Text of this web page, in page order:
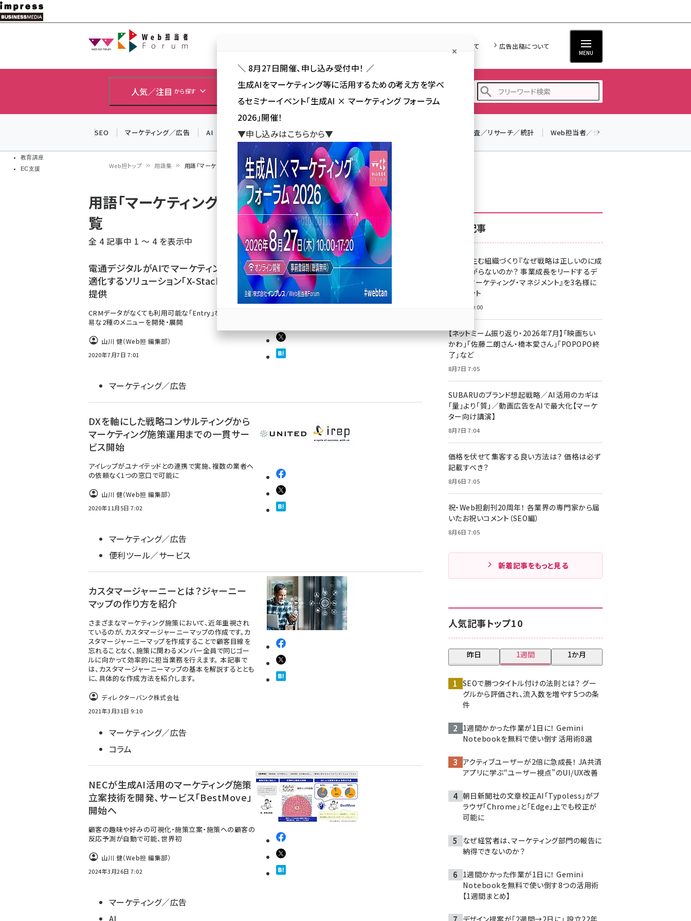
メ
イ
教育講座
EC支援
Web担当者Forum
Web担について 広告出稿について
MENU
人気／注目 から探す カテゴリ／種別 から探す セミナー／イベント から探す
z世代 (1629)
meo (1279)
llmo (1167)
SEO マーケティング／広告 AI SNS アクセス解析／データ分析 調査／リサーチ／統計 Web担当者／仕事
ン
く
ず
Web担トップ 用語集 用語「マーケティング施策」 が使われている記事の一覧
用語「マーケティング施策」 が使われている記事の一
覧
全 4 記事中 1 ～ 4 を表示中
電通デジタルがAIでマーケティングを最
適化するソリューション「X-Stack」を本格
提供
CRMデータがなくても利用可能な「Entry」など導入が容
易な2種のメニューを開発・展開
山川 健（Web担 編集部）
2020年7月7日 7:01
マーケティング／広告
DXを軸にした戦略コンサルティングから
マーケティング施策運用までの一貫サー
ビス開始
アイレップがユナイテッドとの連携で実施、複数の業者へ
の依頼なく1つの窓口で可能に
山川 健（Web担 編集部）
2020年11月5日 7:02
マーケティング／広告
便利ツール／サービス
カスタマージャーニーとは？ジャーニー
マップの作り方を紹介
さまざまなマーケティング施策において、近年重視され
ているのが、カスタマージャーニーマップの作成です。カ
スタマージャーニーマップを作成することで顧客目線を
忘れることなく、施策に関わるメンバー全員で同じゴー
ルに向かって効率的に担当業務を行えます。 本記事で
は、カスタマージャーニーマップの基本を解説するととも
に、具体的な作成方法を紹介します。
ディレクターバンク株式会社
2021年3月31日 9:10
マーケティング／広告
コラム
NECが生成AI活用のマーケティング施策
立案技術を開発、サービス「BestMove」
開始へ
顧客の趣味や好みの可視化・施策立案・施策への顧客の
反応予測が自動で可能、世界初
山川 健（Web担 編集部）
2024年3月26日 7:02
マーケティング／広告
AI
新着記事
成果を生む組織づくり『なぜ戦略は正しいのに成
果があがらないのか？ 事業成長をリードするデ
ジタルマーケティング・マネジメント』を3名様に
プレゼント
8月7日 10:00
【ネットミーム振り返り・2026年7月】「映画ちい
かわ」「佐藤二朗さん・橋本愛さん」「POPOPO終
了」など
8月7日 7:05
SUBARUのブランド想起戦略／AI活用のカギは
「量」より「質」／動画広告をAIで最大化【マーケ
ター向け講演】
8月7日 7:04
価格を伏せて集客する良い方法は？ 価格は必ず
記載すべき？
8月6日 7:05
祝・Web担創刊20周年！ 各業界の専門家から届
いたお祝いコメント（SEO編）
8月6日 7:05
新着記事をもっと見る
人気記事トップ10
昨日 1週間 1か月
SEOで勝つタイトル付けの法則とは？ グー
グルから評価され、流入数を増やす5つの条
件
1週間かかった作業が1日に！ Gemini
Notebookを無料で使い倒す活用術8選
アクティブユーザーが2倍に急成長！ JA共済
アプリに学ぶ“ユーザー視点”のUI/UX改善
朝日新聞社の文章校正AI「Typoless」がブ
ラウザ「Chrome」と「Edge」上でも校正が
可能に
なぜ経営者は、マーケティング部門の報告に
納得できないのか？
1週間かかった作業が1日に！ Gemini
Notebookを無料で使い倒す8つの活用術
【1週間まとめ】
デザイン提案が「2週間→2日に」 設立22年
＼ 8月27日開催、申し込み受付中！ ／
生成AIをマーケティング等に活用するための考え方を学べ
るセミナーイベント「生成AI × マーケティング フォーラム
2026」開催！
▼申し込みはこちらから▼